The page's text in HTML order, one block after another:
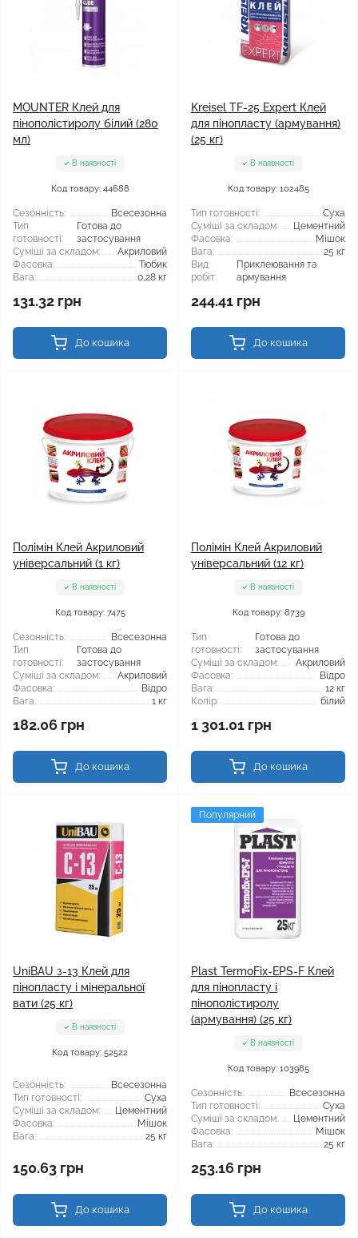
MOUNTER Клей для
пінополістиролу білий (280
мл)
В наявності
Код товару: 44688
Сезонність:
Всесезонна
Тип
готовності:
Готова до
застосування
Суміші за складом:
Акриловий
Фасовка:
Тюбик
Вага:
0,28 кг
131.32 грн
До кошика
Kreisel TF-25 Expert Клей
для пінопласту (армування)
(25 кг)
В наявності
Код товару: 102485
Тип готовності:
Суха
Суміші за складом:
Цементний
Фасовка:
Мішок
Вага:
25 кг
Вид
робіт:
Приклеювання та
армування
244.41 грн
До кошика
Полімін Клей Акриловий
універсальний (1 кг)
В наявності
Код товару: 7475
Сезонність:
Всесезонна
Тип
готовності:
Готова до
застосування
Суміші за складом:
Акриловий
Фасовка:
Відро
Вага:
1 кг
182.06 грн
До кошика
Полімін Клей Акриловий
універсальний (12 кг)
В наявності
Код товару: 8739
Тип
готовності:
Готова до
застосування
Суміші за складом:
Акриловий
Фасовка:
Відро
Вага:
12 кг
Колір:
білий
1 301.01 грн
До кошика
UniBAU з-13 Клей для
пінопласту і мінеральної
вати (25 кг)
В наявності
Код товару: 52522
Сезонність:
Всесезонна
Тип готовності:
Суха
Суміші за складом:
Цементний
Фасовка:
Мішок
Вага:
25 кг
150.63 грн
До кошика
Популярний
Plast TermoFix-EPS-F Клей
для пінопласту і
пінополістиролу
(армування) (25 кг)
В наявності
Код товару: 103985
Сезонність:
Всесезонна
Тип готовності:
Суха
Суміші за складом:
Цементний
Фасовка:
Мішок
Вага:
25 кг
253.16 грн
До кошика